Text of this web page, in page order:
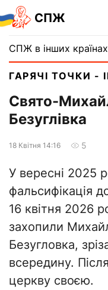
СПЖ
СПЖ в інших
ГАРЯЧІ ТОЧКИ -
Свято-
Безуглівка
18 Квiтня 14:16 5
У вересні 2025
фальсифікація
16 квітня 2026
захопили
Безугловка,
всередину.
церкву своєю.